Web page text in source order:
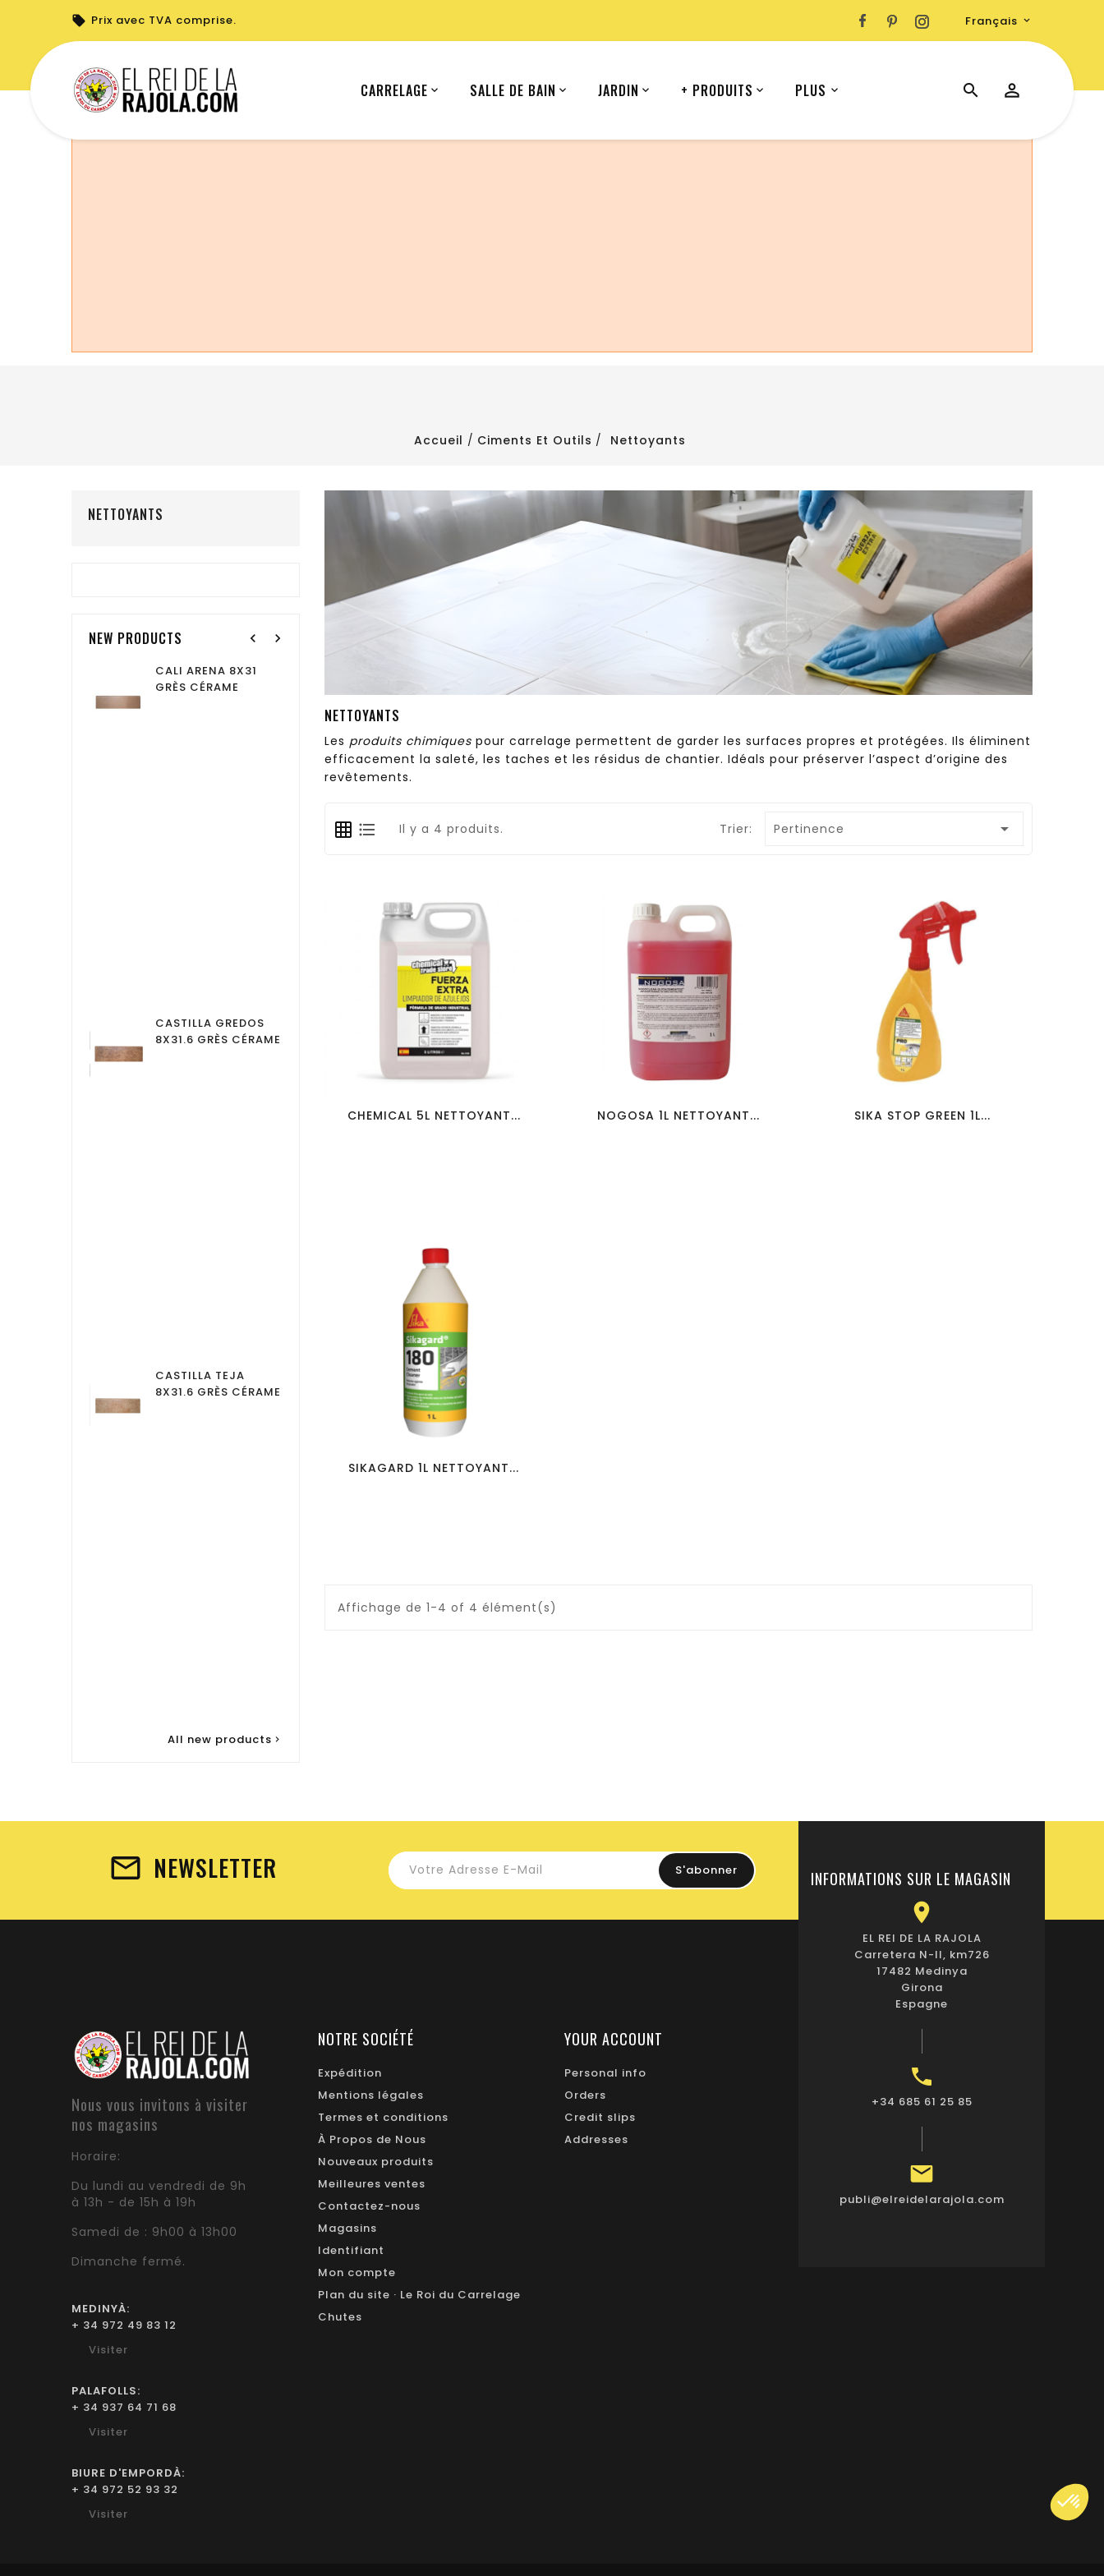
Prix avec TVA comprise. Français 
CARRELAGE SALLE DE BAIN JARDIN + PRODUITS PLUS
Vous ne pouvez pas créer de nouvelle commande depuis votre pays (United States).
Accueil Ciments Et Outils Nettoyants
NETTOYANTS
NEW PRODUCTS navigate_before navigate_next
CALI ARENA 8X31
GRÈS CÉRAME
CASTILLA GREDOS
8X31.6 GRÈS CÉRAME
CASTILLA TEJA
8X31.6 GRÈS CÉRAME
EBRO PAJA 8X33
GRÈS CÉRAME
LINA GOLDEN ROYAL
8X33 GRÈS CÉRAME
MEDELLIN BEIGE 8X31
GRÈS CÉRAME
NATURAL 8X25 GRÈS
AGUAVIVA TEJA
8X33 GRÈS CÉRAME
CALI ARENA 8X31
GRÈS CÉRAME
CASTILLA GREDOS
8X31.6 GRÈS CÉRAME
All new products 
NETTOYANTS
Les produits chimiquespour carrelage permettent de garder les surfaces propres et protégées. Ils éliminent
efficacement la saleté, les taches et les résidus de chantier. Idéals pour préserver l’aspect d’origine des
revêtements.
Il y a 4 produits. Trier: Pertinence 
CHEMICAL 5L NETTOYANT... NOGOSA 1L NETTOYANT...
favorite_border visibility
SIKA STOP GREEN 1L...
favorite_border visibility
SIKAGARD 1L NETTOYANT...
Affichage de 1-4 of 4 élément(s)
NEWSLETTER
Nous vous invitons à visiter
nos magasins
Horaire:
Du lundi au vendredi de 9h
à 13h - de 15h à 19h
Samedi de : 9h00 à 13h00
Dimanche fermé.
MEDINYÀ:
+ 34 972 49 83 12
Visiter
PALAFOLLS:
+ 34 937 64 71 68
Visiter
BIURE D'EMPORDÀ:
+ 34 972 52 93 32
Visiter
NOTRE SOCIÉTÉ
Expédition
Mentions légales
Termes et conditions
À Propos de Nous
Nouveaux produits
Meilleures ventes
Contactez-nous
Magasins
Identifiant
Mon compte
Plan du site · Le Roi du Carrelage
Chutes
YOUR ACCOUNT
Personal info
Orders
Credit slips
Addresses
INFORMATIONS SUR LE MAGASIN

EL REI DE LA RAJOLA
Carretera N-II, km726
17482 Medinya
Girona
Espagne

+34 685 61 25 85

publi@elreidelarajola.com